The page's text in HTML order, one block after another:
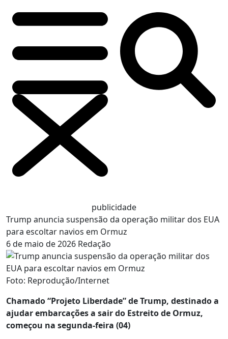
publicidade
Trump anuncia suspensão da operação militar dos EUA
para escoltar navios em Ormuz
6 de maio de 2026 Redação
Foto: Reprodução/Internet
Chamado “Projeto Liberdade” de Trump, destinado a
ajudar embarcações a sair do Estreito de Ormuz,
começou na segunda-feira (04)